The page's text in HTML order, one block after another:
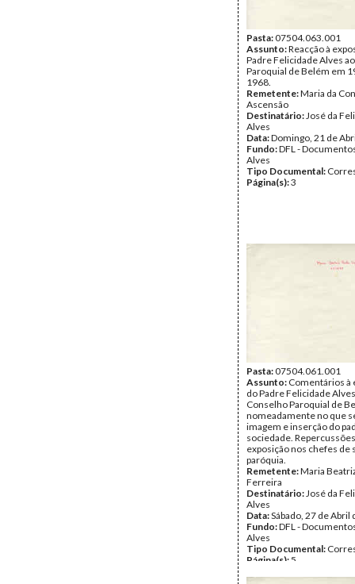
Pasta:07504.063.001
Assunto:Reacção à
Padre Felicidade Alves
Paroquial de Belém em
1968.
Remetente:Maria da
Ascensão
Destinatário:José da
Alves
Data:Domingo, 21 de
Fundo:DFL -
Alves
Tipo Documental:
Página(s):3
Pasta:07504.061.001
Assunto: Comentários à
do Padre Felicidade
Conselho Paroquial de
nomeadamente no que
imagem e inserção do
sociedade.
exposição nos chefes de
paróquia.
Remetente:Maria
Ferreira
Destinatário:José da
Alves
Data:Sábado, 27 de Abril
Fundo:DFL -
Alves
Tipo Documental:
Página(s): 5